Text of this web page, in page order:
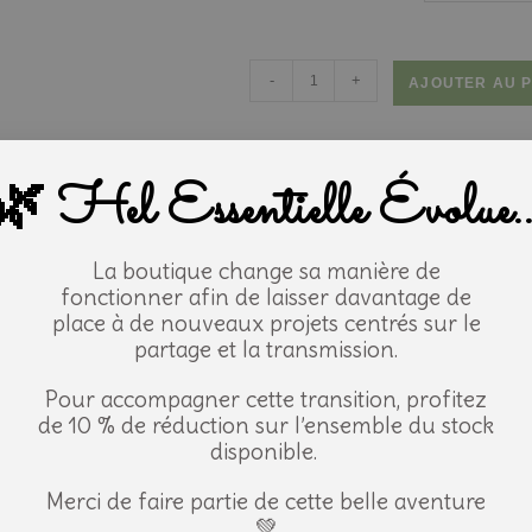
- + AJOUTER AU
Floressence HE
Étiquette
Floressence
de l'huile
d'emploi
Informations générales
Nom botanique:
Famille:
Partie distillée:
Hel Essentielle
La boutique change sa manière de
fonctionner afin de laisser davantage de
place à de nouveaux projets centrés sur le
partage et la transmission.
Pour accompagner cette transition, profitez
de 10 % de réduction sur l’ensemble du stock
disponible.
Merci de faire partie de cette belle aventure